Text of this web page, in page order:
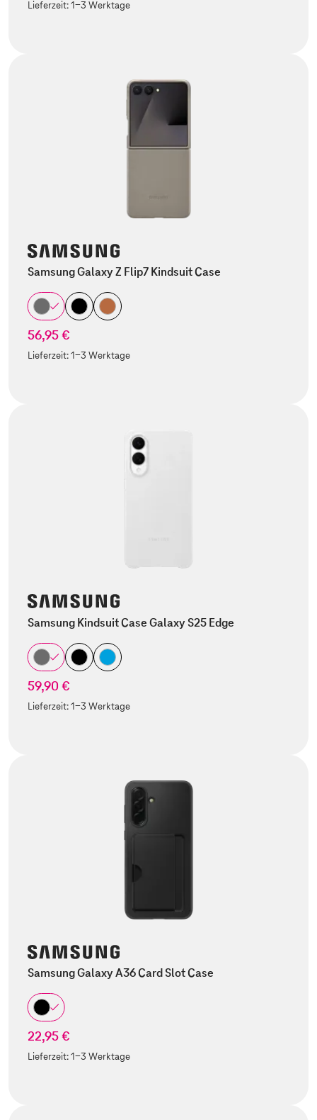
Lieferzeit:1-3 Werktage
Samsung Galaxy Z Flip7 Kindsuit Case
56,95 €
Lieferzeit:1-3 Werktage
Samsung Kindsuit Case Galaxy S25 Edge
59,90 €
Lieferzeit:1-3 Werktage
Samsung Galaxy A36 Card Slot Case
22,95 €
Lieferzeit:1-3 Werktage